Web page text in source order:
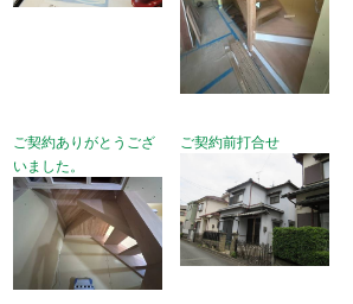
ご契約ありがとうござ
いました。
ご契約前打合せ